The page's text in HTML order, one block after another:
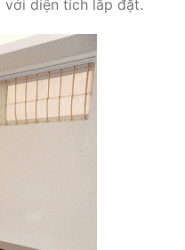
diện tích lắp đặt.